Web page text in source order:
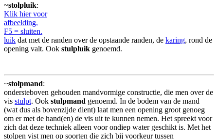
~stolpluik:
Klik hier voor
afbeelding.
F5 = sluiten.
luik dat met de randen over de opstaande randen, de karing, rond de
opening valt. Ook stulpluik genoemd.
~stolpmand:
ondersteboven gehouden mandvormige constructie, die men over de
vis stulpt. Ook stulpmand genoemd. In de bodem van de mand
(wat dus als bovenzijde dient) laat men een opening groot genoeg
om er met de hand(en) de vis uit te kunnen nemen. Het spreekt voor
zich dat deze techniek alleen voor ondiep water geschikt is. Met het
stolpen vist men op soorten die zich bij voorkeur tussen